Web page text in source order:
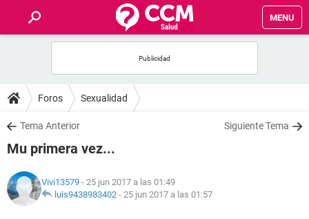
MENU
FOROS
SALUD
FAMILIA
NUTRICIÓN
Foros Sexualidad
Tema Anterior Siguiente Tema
Mu primera vez...
Vivi13579 - 25 jun 2017 a las 01:49
luis9438983402 - 25 jun 2017 a las 01:57